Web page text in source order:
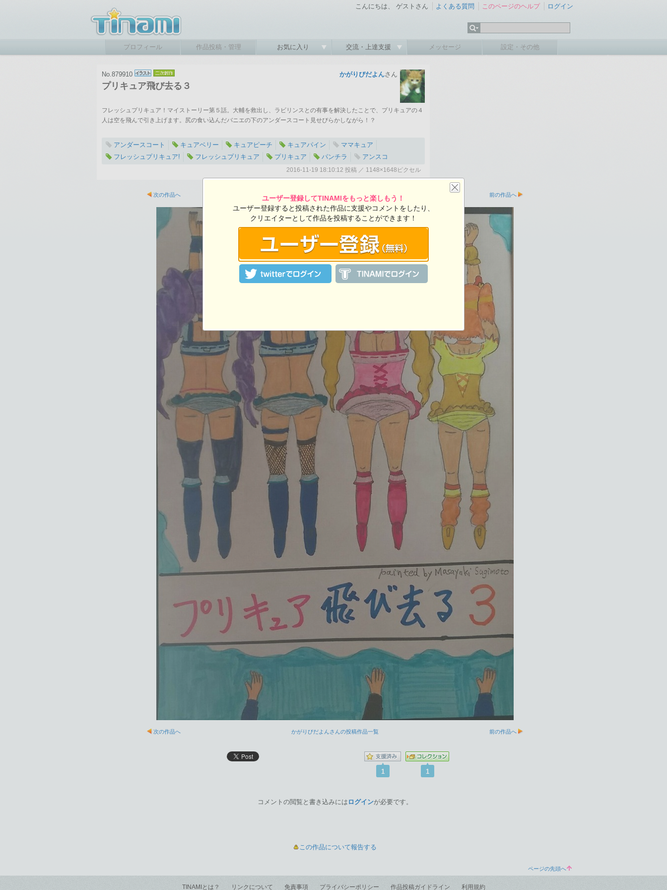
こんにちは、 ゲストさん よくある質問 このページのヘルプ ログイン
プロフィール 作品投稿・管理 お気に入り 交流・上達支援 メッセージ 設定・その他
No.879910
プリキュア飛び去る３
かがりびだよんさん
フレッシュプリキュア！マイストーリー第５話。大輔を救出し、ラビリンスとの有事を解決したことで、プリキュアの４
人は空を飛んで引き上げます。尻の食い込んだバニエの下のアンダースコート見せびらかしながら！？
アンダースコート キュアベリー キュアピーチ キュアパイン
ママキュア
フレッシュプリキュア!
フレッシュプリキュア プリキュア パンチラ アンスコ
2016-11-19 18:10:12 投稿 ／ 1148×1648ピクセル
次の作品へ かがりびだよんさんの投稿作品一覧 前の作品へ
2016-11-19 18:10:12 投稿
1148×1648ピクセル
次の作品へ かがりびだよんさんの投稿作品一覧 前の作品へ
1 1
コメントの閲覧と書き込みには ログインが必要です。
この作品について報告する
ページの先頭へ
TINAMIとは？ リンクについて 免責事項 プライバシーポリシー 作品投稿ガイドライン 利用規約
ユーザー登録してTINAMIをもっと楽しもう！
ユーザー登録すると投稿された作品に支援やコメントをしたり、
クリエイターとして作品を投稿することができます！